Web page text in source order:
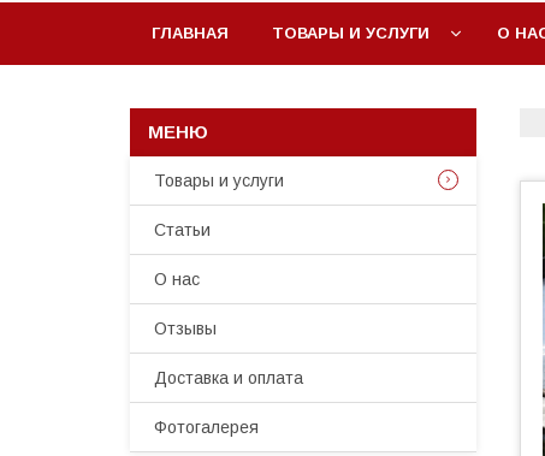
ГЛАВНАЯ ТОВАРЫ И УСЛУГИ О
Товары и услуги
Статьи
О нас
Отзывы
Доставка и оплата
Фотогалерея